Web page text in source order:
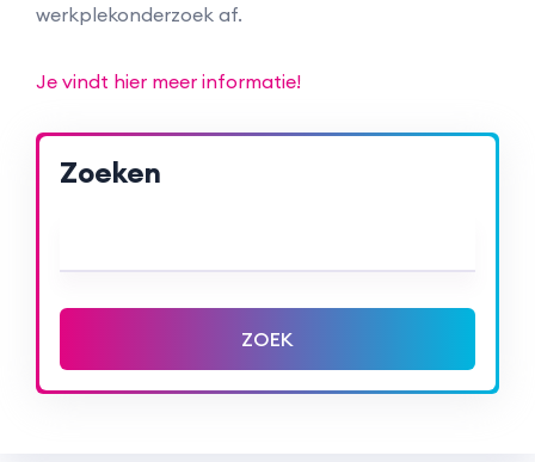
werkplekonderzoek af.
Je vindt hier meer informatie!
Zoeken
ZOEK